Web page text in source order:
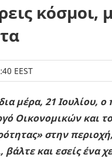
κόσμοι,
EEST
μέρα, 21 Ιουλίου,
Oικονομικών και
στην
και εσείς ένα